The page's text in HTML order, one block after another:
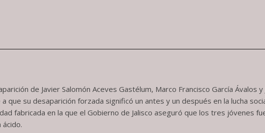
de Javier Salomón Aceves Gastélum, Marco Francisco García Ávalos
que su desaparición forzada significó un antes y un después en la lucha
fabricada en la que el Gobierno de Jalisco aseguró que los tres jóvenes